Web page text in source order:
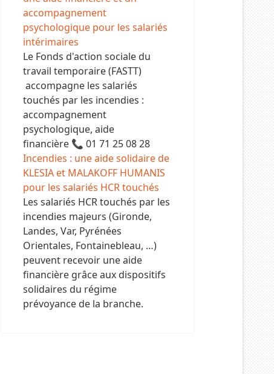
accompagnement
psychologique pour les salariés
intérimaires
Le Fonds d'action sociale du
travail temporaire (FASTT)
accompagne les salariés
touchés par les incendies :
accompagnement
psychologique, aide
financière 📞 01 71 25 08 28
Incendies : une aide solidaire de
KLESIA et MALAKOFF HUMANIS
pour les salariés HCR touchés
Les salariés HCR touchés par les
incendies majeurs (Gironde,
Landes, Var, Pyrénées
Orientales, Fontainebleau, …)
peuvent recevoir une aide
financière grâce aux dispositifs
solidaires du régime
prévoyance de la branche.